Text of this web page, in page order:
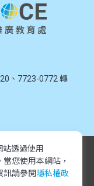
、7723-0772 轉
由淡江大學推廣教育處
片及資料皆屬本單位所
All rights
透過使用
當您使用本網站，
訊請參閱 隱私權政